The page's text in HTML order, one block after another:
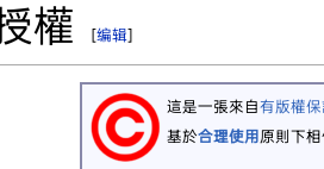
權 [编辑]
這是一張來自有版權
基於合理使用 原則下